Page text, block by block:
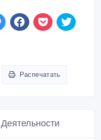
Распечатать